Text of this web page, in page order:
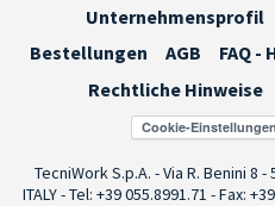
Unternehmensprofil
Bestellungen
AGB FAQ -
Rechtliche Hinweise
Cookie-Einstellungen
TecniWork S.p.A. - Via R. Benini 8
ITALY - Tel: +39 055.8991.71 - Fax: